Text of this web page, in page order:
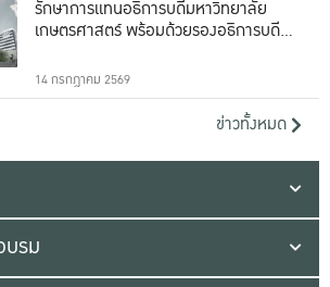
รักษาการแทนอธิการบดีมหาวิทยาลัย
เกษตรศาสตร์ พร้อมด้วยรองอธิการบดีทั้ง
14 กรกฎาคม 2569
ข่าวทั้งหมด
รม